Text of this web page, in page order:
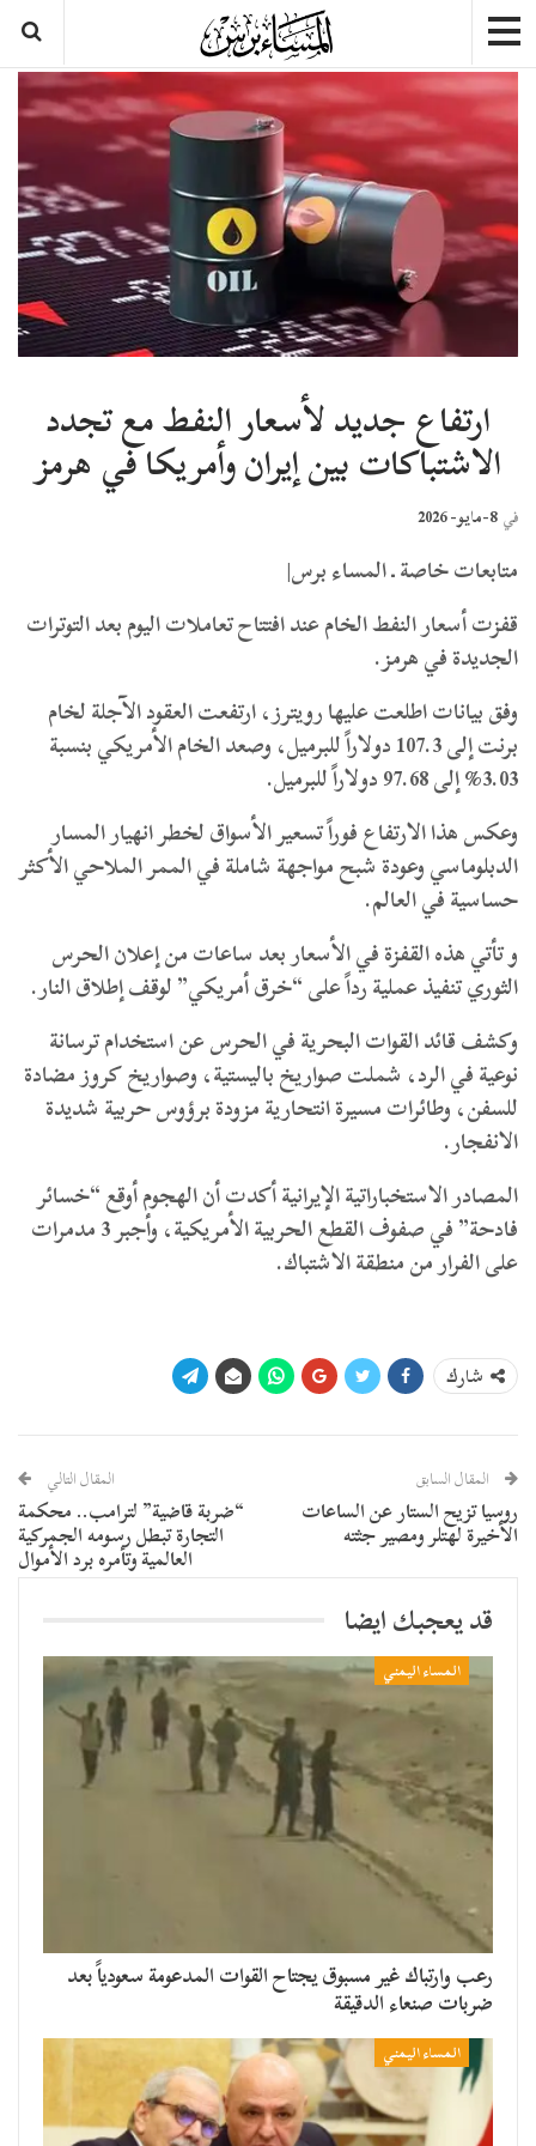
ارتفاع جديد لأسعار النفط مع تجدد
الاشتباكات بين إيران وأمريكا في هرمز
في 8-مايو- 2026
متابعات خاصة ـ المساء برس|
قفزت أسعار النفط الخام عند افتتاح تعاملات اليوم بعد التوترات
الجديدة في هرمز.
وفق بيانات اطلعت عليها رويترز، ارتفعت العقود الآجلة لخام
برنت إلى 107.3 دولاراً للبرميل، وصعد الخام الأمريكي بنسبة
3.03% إلى 97.68 دولاراً للبرميل.
وعكس هذا الارتفاع فوراً تسعير الأسواق لخطر انهيار المسار
الدبلوماسي وعودة شبح مواجهة شاملة في الممر الملاحي الأكثر
حساسية في العالم.
و تأتي هذه القفزة في الأسعار بعد ساعات من إعلان الحرس
الثوري تنفيذ عملية رداً على “خرق أمريكي” لوقف إطلاق النار.
وكشف قائد القوات البحرية في الحرس عن استخدام ترسانة
نوعية في الرد، شملت صواريخ باليستية، وصواريخ كروز مضادة
للسفن، وطائرات مسيرة انتحارية مزودة برؤوس حربية شديدة
الانفجار.
المصادر الاستخباراتية الإيرانية أكدت أن الهجوم أوقع “خسائر
فادحة” في صفوف القطع الحربية الأمريكية، وأجبر 3 مدمرات
على الفرار من منطقة الاشتباك.
شارك
المقال السابق
روسيا تزيح الستار عن الساعات
الأخيرة لهتلر ومصير جثته
المقال التالي
“ضربة قاضية” لترامب.. محكمة
التجارة تبطل رسومه الجمركية
العالمية وتأمره برد الأموال
قد يعجبك ايضا
المساء اليمني
رعب وارتباك غير مسبوق يجتاح القوات المدعومة سعودياً بعد
ضربات صنعاء الدقيقة
المساء اليمني